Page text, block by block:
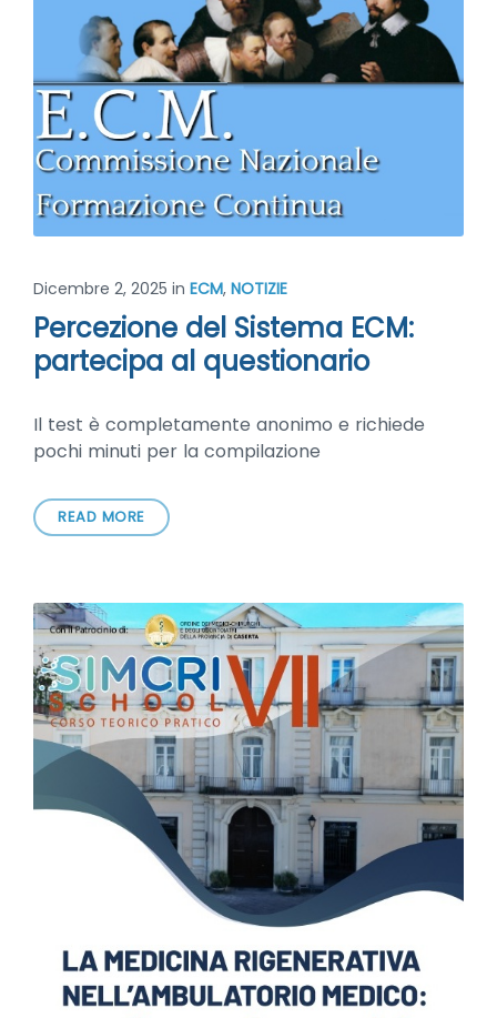
Dicembre 2, 2025 in ECM, NOTIZIE
Percezione del Sistema ECM:
partecipa al questionario
Il test è completamente anonimo e richiede
pochi minuti per la compilazione
READ MORE